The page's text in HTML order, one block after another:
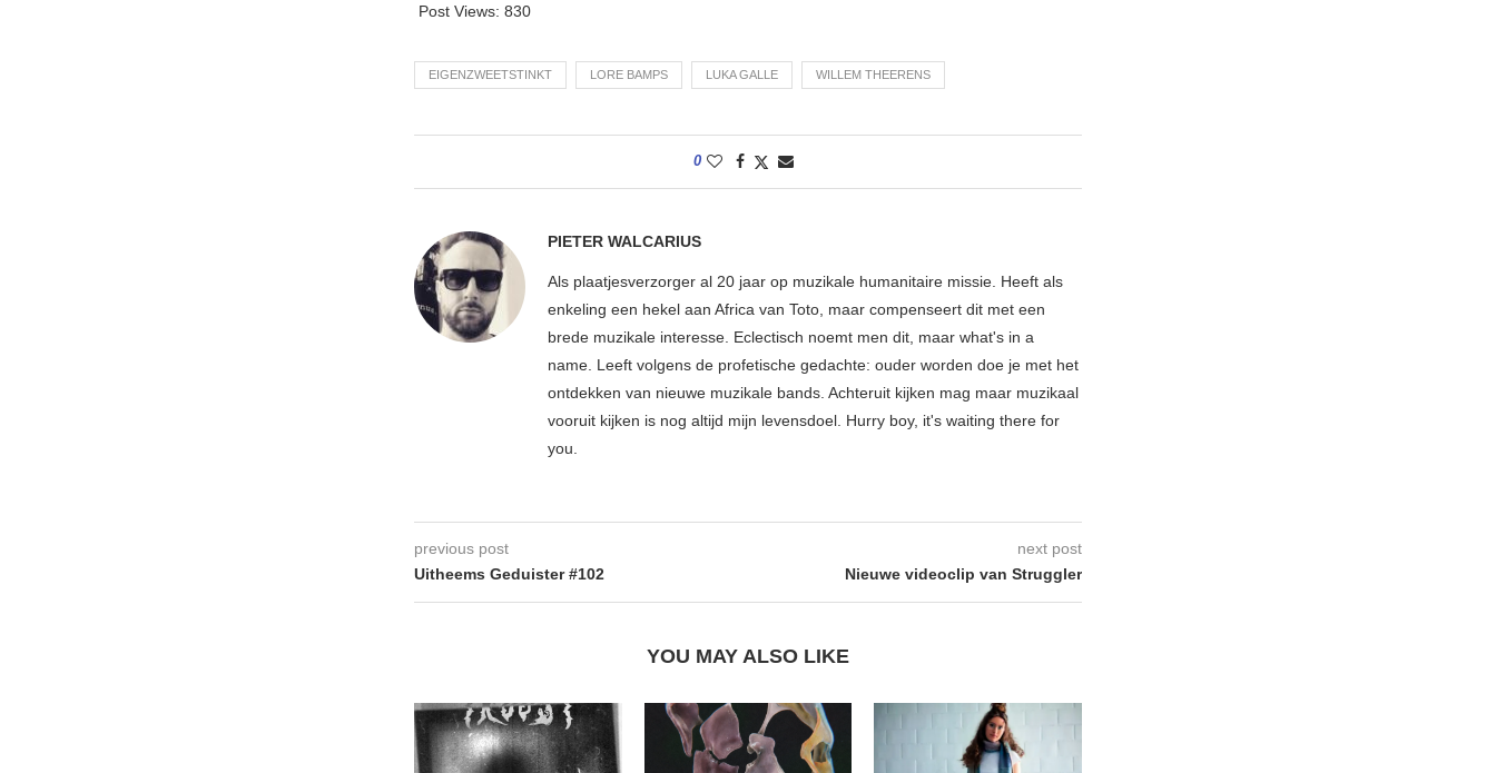
Post Views: 830
EIGENZWEETSTINKT LORE BAMPS LUKA GALLE WILLEM THEERENS
0
PIETER WALCARIUS
Als plaatjesverzorger al 20 jaar op muzikale humanitaire missie. Heeft als
enkeling een hekel aan Africa van Toto, maar compenseert dit met een
brede muzikale interesse. Eclectisch noemt men dit, maar what's in a
name. Leeft volgens de profetische gedachte: ouder worden doe je met het
ontdekken van nieuwe muzikale bands. Achteruit kijken mag maar muzikaal
vooruit kijken is nog altijd mijn levensdoel. Hurry boy, it's waiting there for
you.
previous post
Uitheems Geduister #102
next post
Nieuwe videoclip van Struggler
YOU MAY ALSO LIKE